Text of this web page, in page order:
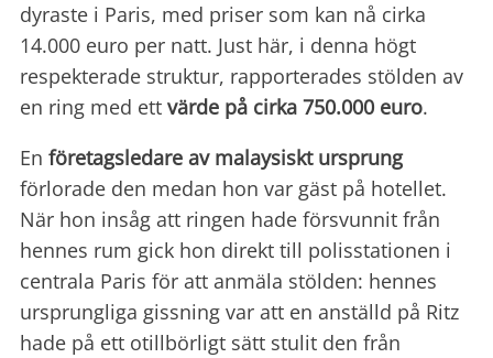
dyraste i Paris, med priser som kan nå cirka
14.000 euro per natt. Just här, i denna högt
respekterade struktur, rapporterades stölden av
en ring med ett värde på cirka 750.000 euro.
En företagsledare av malaysiskt ursprung
förlorade den medan hon var gäst på hotellet.
När hon insåg att ringen hade försvunnit från
hennes rum gick hon direkt till polisstationen i
centrala Paris för att anmäla stölden: hennes
ursprungliga gissning var att en anställd på Ritz
hade på ett otillbörligt sätt stulit den från